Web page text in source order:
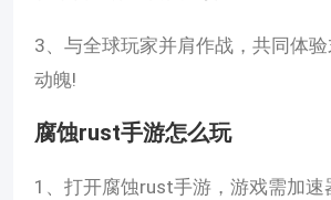
3、与全球玩家并肩作战，共同体
动魄!
腐蚀rust手游怎么玩
1、打开腐蚀rust手游，游戏需加速